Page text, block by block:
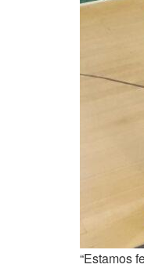
“Estamos